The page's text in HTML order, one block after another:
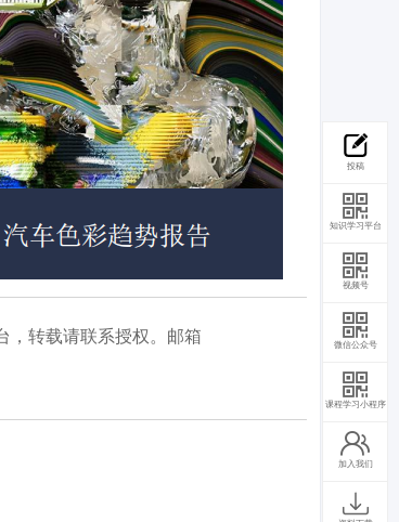
，转载请联系授权。邮箱
投稿
知识学习平台
视频号
微信公众号
课程学习小程序
加入我们